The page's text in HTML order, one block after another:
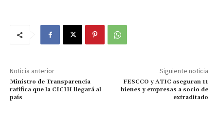
Noticia anterior
Ministro de Transparencia
ratifica que la CICIH llegará al
país
Siguiente noticia
FESCCO y ATIC aseguran 11
bienes y empresas a socio de
extraditado